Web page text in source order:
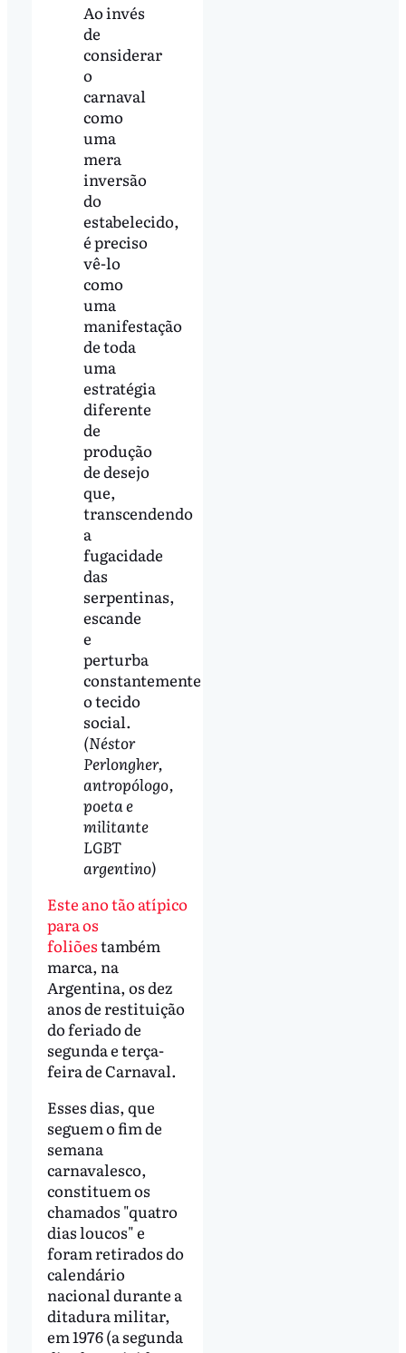
Ao invés
de
considerar
o
carnaval
como
uma
mera
inversão
do
estabelecido,
é preciso
vê-lo
como
uma
manifestação
de toda
uma
estratégia
diferente
de
produção
de desejo
que,
transcendendo
a
fugacidade
das
serpentinas,
escande
e
perturba
constantemente
o tecido
social.
(Néstor
Perlongher,
antropólogo,
poeta e
militante
LGBT
argentino)
Este ano tão atípico
para os
foliõestambém
marca, na
Argentina, os dez
anos de restituição
do feriado de
segunda e terça-
feira de Carnaval.
Esses dias, que
seguem o fim de
semana
carnavalesco,
constituem os
chamados "quatro
dias loucos" e
foram retirados do
calendário
nacional durante a
ditadura militar,
em 1976 (a segunda